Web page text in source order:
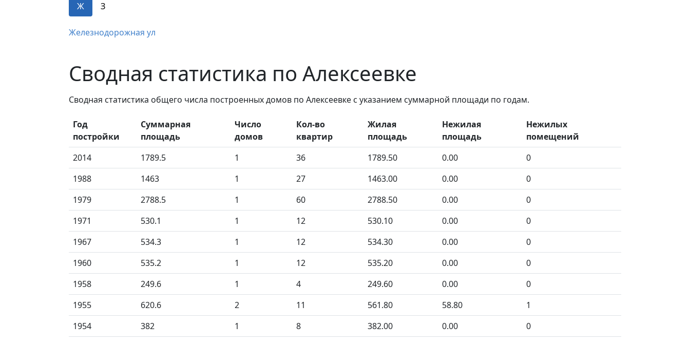
Ж З
Железнодорожная ул
Сводная статистика по Алексеевке
Сводная статистика общего числа построенных домов по Алексеевке с указанием суммарной площади по годам.
Год
постройки
Суммарная
площадь
Число
домов
Кол-во
квартир
Жилая
площадь
Нежилая
площадь
Нежилых
помещений
2014
1789.5 1 36 1789.50 0.00
0
1988
1463 1 27 1463.00 0.00
0
1979
2788.5 1 60 2788.50 0.00
0
1971
530.1 1 12 530.10 0.00
0
1967
534.3 1 12 534.30 0.00
0
1960
535.2 1 12 535.20 0.00
0
1958
249.6 1 4 249.60 0.00
0
1955
620.6 2 11 561.80 58.80
1
1954
382 1 8 382.00 0.00
0